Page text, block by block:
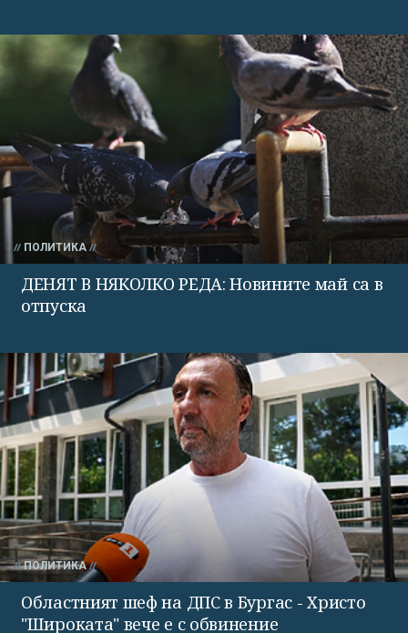
ПОЛИТИКА
ДЕНЯТ В НЯКОЛКО РЕДА: Новините май са в
отпуска
ПОЛИТИКА
Областният шеф на ДПС в Бургас - Христо
"Широката" вече е с обвинение